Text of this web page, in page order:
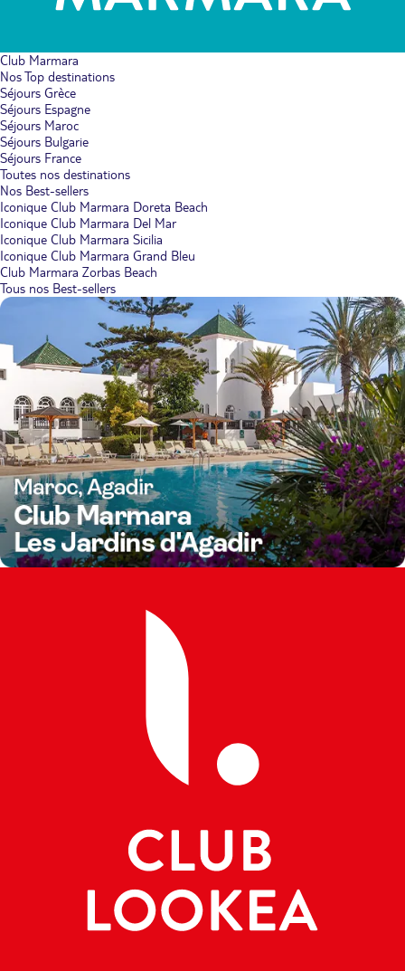
Club Marmara
Nos Top destinations
Séjours Grèce
Séjours Espagne
Séjours Maroc
Séjours Bulgarie
Séjours France
Toutes nos destinations
Nos Best-sellers
Iconique Club Marmara Doreta Beach
Iconique Club Marmara Del Mar
Iconique Club Marmara Sicilia
Iconique Club Marmara Grand Bleu
Club Marmara Zorbas Beach
Tous nos Best-sellers